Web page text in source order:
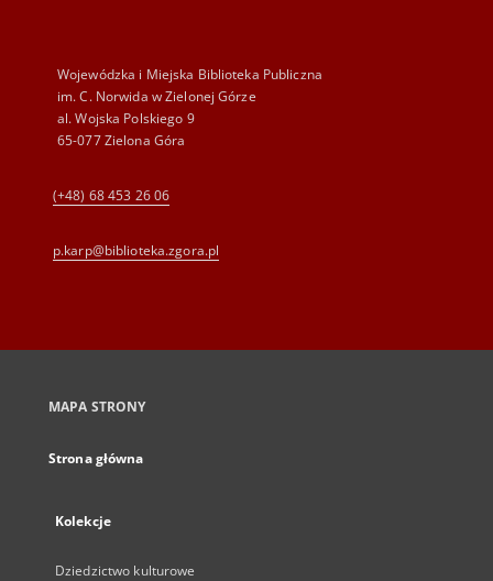
Wojewódzka i Miejska Biblioteka Publiczna
im. C. Norwida w Zielonej Górze
al. Wojska Polskiego 9
65-077 Zielona Góra
(+48) 68 453 26 06
p.karp@biblioteka.zgora.pl
MAPA STRONY
Strona główna
Kolekcje
Dziedzictwo kulturowe